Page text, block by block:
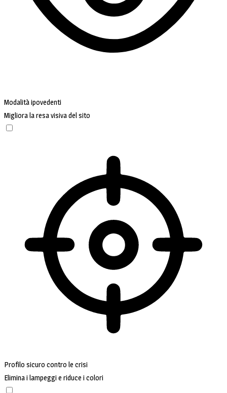
Modalità ipovedenti
Migliora la resa visiva del sito
Profilo sicuro contro le crisi
Elimina i lampeggi e riduce i colori